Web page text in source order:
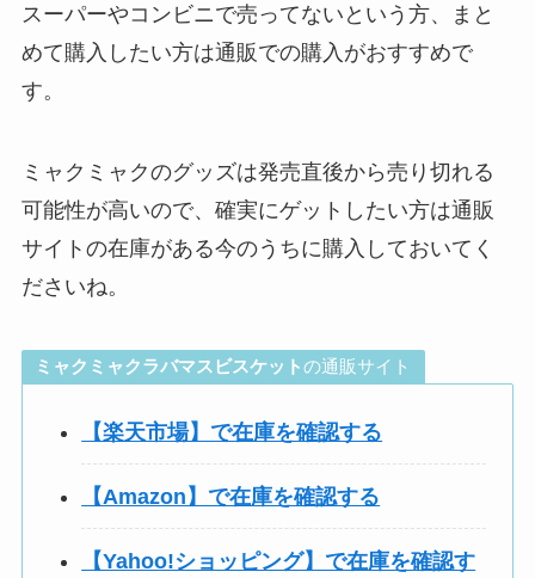
スーパーやコンビニで売ってないという方、まと
めて購入したい方は通販での購入がおすすめで
す。
ミャクミャクのグッズは発売直後から売り切れる
可能性が高いので、確実にゲットしたい方は通販
サイトの在庫がある今のうちに購入しておいてく
ださいね。
ミャクミャクラバマスビスケットの通販サイト
【楽天市場】で在庫を確認する
【Amazon】で在庫を確認する
【Yahoo!ショッピング】で在庫を確認す